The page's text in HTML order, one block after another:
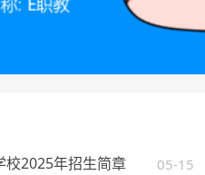
05-15
校2025年招生简章